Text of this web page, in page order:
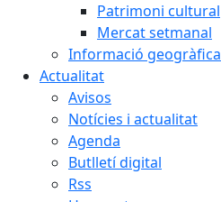
Patrimoni cultural
Mercat setmanal
Informació geogràfica
Actualitat
Avisos
Notícies i actualitat
Agenda
Butlletí digital
Rss